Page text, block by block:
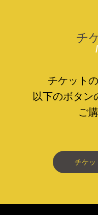
チ
チケット
以下のボタン
ご
チケッ